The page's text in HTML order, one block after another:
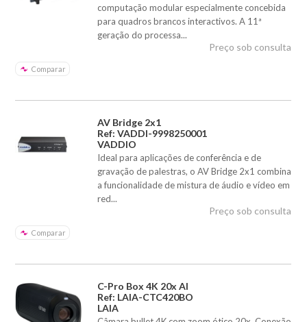
computação modular especialmente concebida
para quadros brancos interactivos. A 11ª
geração do processa...
Comparar
Preço sob consulta
AV Bridge 2x1
Ref: VADDI-9998250001
VADDIO
Ideal para aplicações de conferência e de
gravação de palestras, o AV Bridge 2x1 combina
a funcionalidade de mistura de áudio e vídeo em
red...
Comparar
Preço sob consulta
C-Pro Box 4K 20x AI
Ref: LAIA-CTC420BO
LAIA